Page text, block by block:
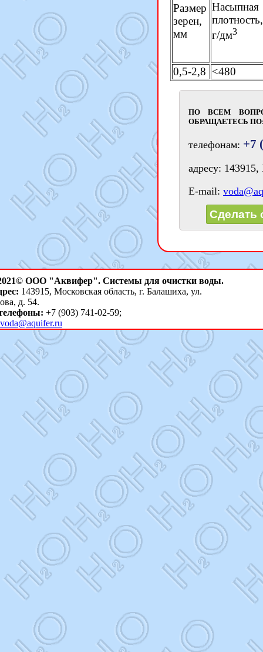
Размер
зерен,
мм
Насыпная
плотность,
г/дм3
0,5-2,8 <480
ПО ВСЕМ
ОБРАЩАЕТЕСЬ
телефонам: +7
адресу:
E-mail:
Сделать
ООО "Аквифер". Системы для очистки воды.
143915, Московская область, г. Балашиха, ул.
д. 54.
+7 (903) 741-02-59;
voda@aquifer.ru